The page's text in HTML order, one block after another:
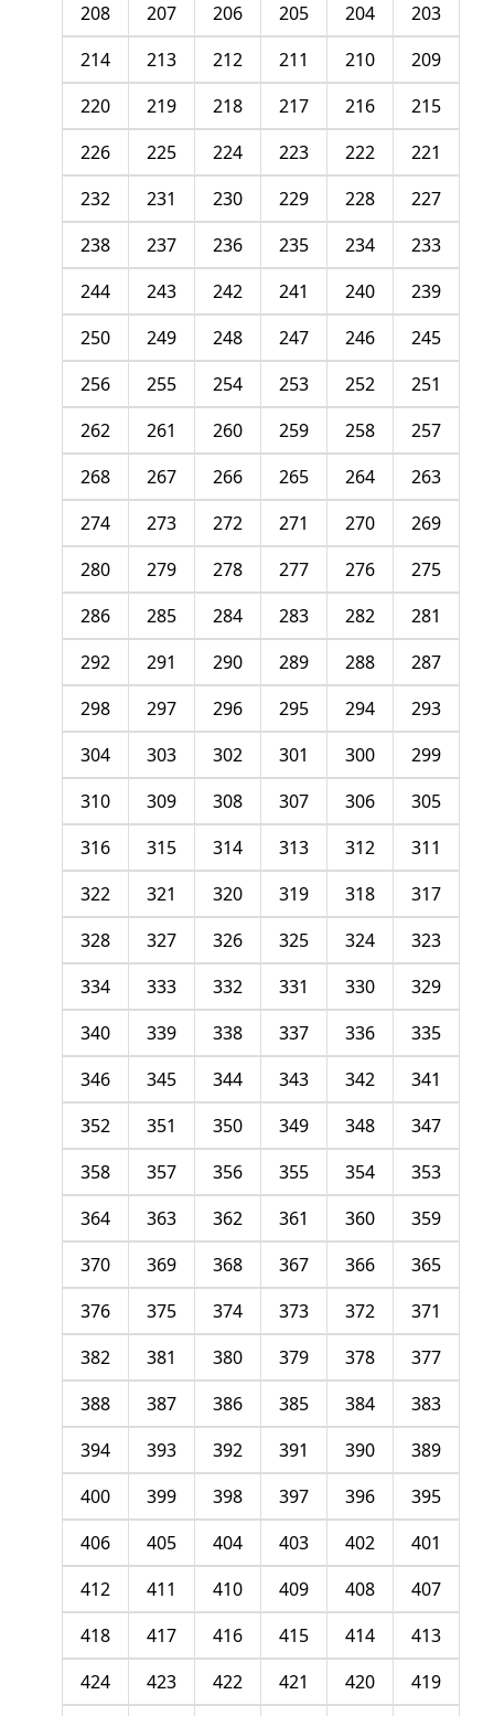
203
204
205
206
207
208
209
210
211
212
213
214
215
216
217
218
219
220
221
222
223
224
225
226
227
228
229
230
231
232
233
234
235
236
237
238
239
240
241
242
243
244
245
246
247
248
249
250
251
252
253
254
255
256
257
258
259
260
261
262
263
264
265
266
267
268
269
270
271
272
273
274
275
276
277
278
279
280
281
282
283
284
285
286
287
288
289
290
291
292
293
294
295
296
297
298
299
300
301
302
303
304
305
306
307
308
309
310
311
312
313
314
315
316
317
318
319
320
321
322
323
324
325
326
327
328
329
330
331
332
333
334
335
336
337
338
339
340
341
342
343
344
345
346
347
348
349
350
351
352
353
354
355
356
357
358
359
360
361
362
363
364
365
366
367
368
369
370
371
372
373
374
375
376
377
378
379
380
381
382
383
384
385
386
387
388
389
390
391
392
393
394
395
396
397
398
399
400
401
402
403
404
405
406
407
408
409
410
411
412
413
414
415
416
417
418
419
420
421
422
423
424